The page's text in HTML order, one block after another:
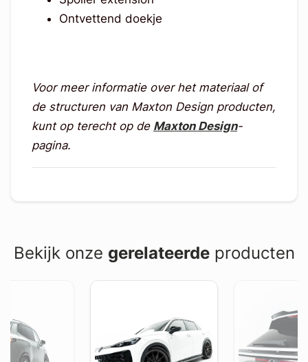
Ontvettend doekje
Voor meer informatie over het materiaal of
de structuren van Maxton Design producten,
kunt op terecht op de Maxton Design-
pagina.
Bekijk onze gerelateerdeproducten